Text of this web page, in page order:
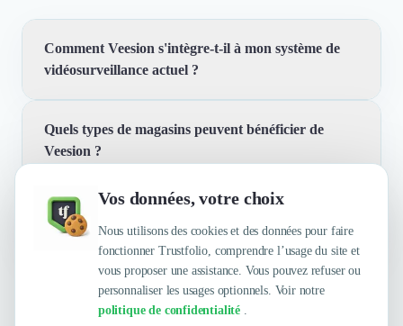
Vos données, votre choix
Nous utilisons des cookies et des données pour faire
fonctionner Trustfolio, comprendre l’usage du site et
vous proposer une assistance. Vous pouvez refuser ou
personnaliser les usages optionnels. Voir notre
politique de confidentialité .
Comment Veesion s'intègre-t-il à mon système de
vidéosurveillance actuel ?
Veesion s'intègre à vos systèmes de vidéosurveillance
existants, qu'il s'agisse de CCTV ou de DVR. Notre
détecter les comportements suspects liés au vol à
l'étalage. Vous recevez des alertes immédiates avec des
extraits vidéo de 5 secondes pour une intervention
Quels types de magasins peuvent bénéficier de
Veesion ?
Veesion est conçu pour fonctionner dans divers
environnements de vente au détail, des petites
boutiques aux grandes surfaces. Notre solution est
particulièrement efficace dans les magasins où le vol à
l'étalage est un problème récurrent. Nous travaillons
avec des clients à travers la France pour améliorer leurs
Quelles sont les principales qualités que leur
reconnaissent leurs clients ?
Trustfolio a authentifié les feedbacks suivants :